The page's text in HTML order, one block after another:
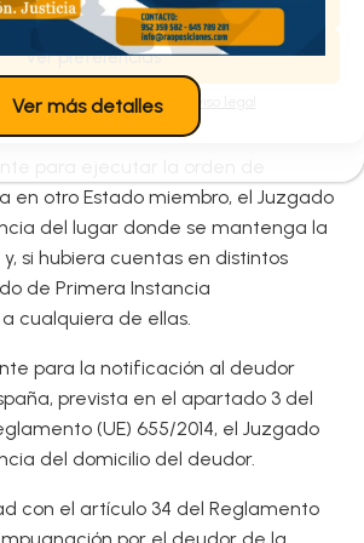
Ver preferencias
cookiesPolítica de privacidad
a elección del solicitante, el
Instancia del lugar donde se
el documento en el que se basa la
en otro Estado miembro, el Juzgado
del lugar donde se mantenga la
si hubiera cuentas en distintos
de Primera Instancia
cualquiera de ellas.
para la notificación al deudor
prevista en el apartado 3 del
(UE) 655/2014, el Juzgado
del domicilio del deudor.
con el artículo 34 del Reglamento
Ver más detalles